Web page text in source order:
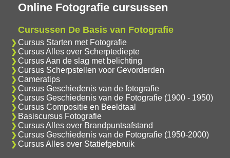
Online Fotografie cursussen
Cursussen De Basis van Fotografie
Cursus Starten met Fotografie
Cursus Alles over Scherptediepte
Cursus Aan de slag met belichting
Cursus Scherpstellen voor Gevorderden
Cameratips
Cursus Geschiedenis van de fotografie
Cursus Geschiedenis van de Fotografie (1900 - 1950)
Cursus Compositie en Beeldtaal
Basiscursus Fotografie
Cursus Alles over Brandpuntsafstand
Cursus Geschiedenis van de Fotografie (1950-2000)
Cursus Alles over Statiefgebruik